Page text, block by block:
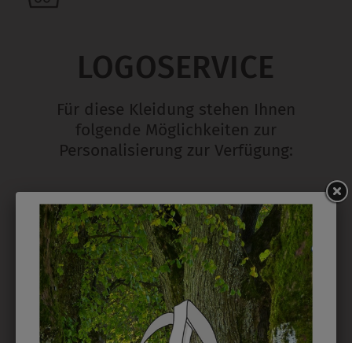
LOGOSERVICE
Für diese Kleidung stehen Ihnen
folgende Möglichkeiten zur
Personalisierung zur Verfügung:
STICK
Ab 1 Stück möglich in vielen Farben. 5mm ist
Mindesthöhe bei einem Schriftzug. Für Logos und
Namen optimal. Waschbar bis zu 95°C.
EMBLEM